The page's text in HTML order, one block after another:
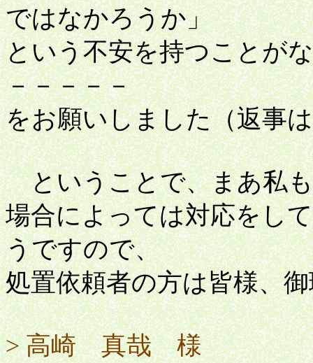
ではなかろうか」
という不安を持つことが
－－－－－
をお願いしました（返事
ということで、まあ私も
場合によっては対応をし
うですので、
処置依頼者の方は皆様、
> 高崎 真哉 様